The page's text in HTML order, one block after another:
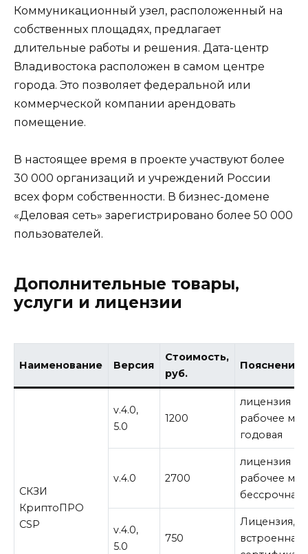
Коммуникационный узел, расположенный на
собственных площадях, предлагает
длительные работы и решения. Дата-центр
Владивостока расположен в самом центре
города. Это позволяет федеральной или
коммерческой компании арендовать
помещение.
В настоящее время в проекте участвуют более
30 000 организаций и учреждений России
всех форм собственности. В бизнес-домене
«Деловая сеть» зарегистрировано более 50 000
пользователей.
Дополнительные товары,
услуги и лицензии
Наименование Версия
Стоимость,
руб.
Пояснение
СКЗИ
КриптоПРО
CSP
v.4.0,
5.0
1200
лицензия на
рабочее
годовая
v.4.0 2700
лицензия на
рабочее
бессрочная
v.4.0,
5.0
750
Лицензия,
встроенная